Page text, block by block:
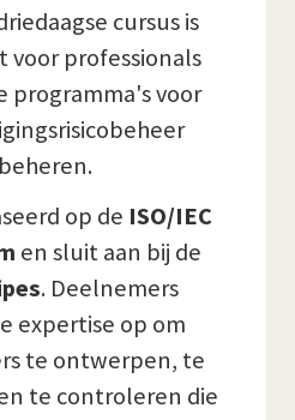
cursus is
voor professionals
programma's voor
op de ISO/IEC
en sluit aan bij de
. Deelnemers
expertise op om
te ontwerpen, te
te controleren die